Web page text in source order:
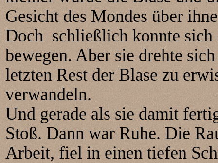
Gesicht des Mondes über
Doch schließlich konnte sich
bewegen. Aber sie drehte
letzten Rest der Blase zu
verwandeln.
Und gerade als sie damit
Stoß. Dann war Ruhe. Die
Arbeit, fiel in einen tiefen